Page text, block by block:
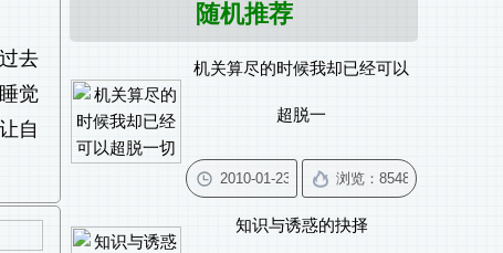
去
觉
自
随机推荐
机关算尽的时候我却已经可以
超脱一
知识与诱惑的抉择